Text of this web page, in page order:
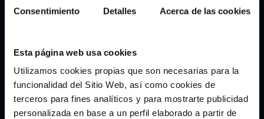
Consentimiento Detalles Acerca de las cookies
Esta página web usa cookies
Utilizamos cookies propias que son necesarias para la
funcionalidad del Sitio Web, así como cookies de
terceros para fines analíticos y para mostrarte publicidad
personalizada en base a un perfil elaborado a partir de
Hummel Iago Aspas